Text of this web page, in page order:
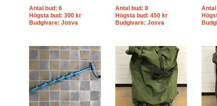
Antal bud: 6
Högsta bud: 300 kr
Budgivare: Josva
Antal bud: 8
Högsta bud: 450 kr
Budgivare: Josva
Antal